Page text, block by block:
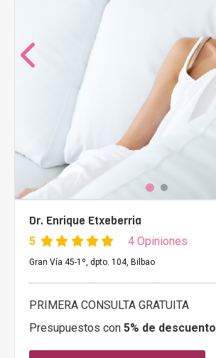
Dr. Enrique Etxeberria
5 4 Opiniones
Gran Vía 45-1º, dpto. 104, Bilbao
PRIMERA CONSULTA GRATUITA
Presupuestos con 5% de